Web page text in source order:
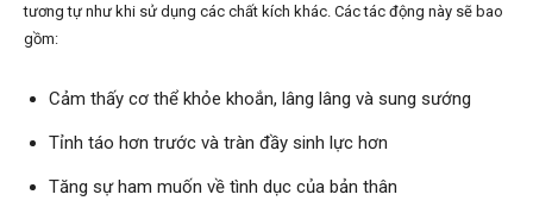
tương tự như khi sử dụng các chất kích khác. Các tác động này sẽ bao
gồm:
Cảm thấy cơ thể khỏe khoắn, lâng lâng và sung sướng
Tỉnh táo hơn trước và tràn đầy sinh lực hơn
Tăng sự ham muốn về tình dục của bản thân